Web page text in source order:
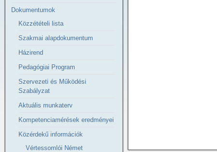
Dokumentumok
Közzétételi lista
Szakmai alapdokumentum
Házirend
Pedagógiai Program
Szervezeti és Működési
Szabályzat
Aktuális munkaterv
Kompetenciamérések eredményei
Közérdekű információk
Vértessomlói Német